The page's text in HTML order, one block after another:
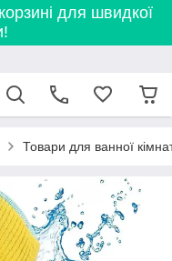
для швидкої
Товари для ванної